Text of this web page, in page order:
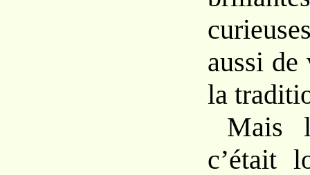
aussi
la
Mais
c’était